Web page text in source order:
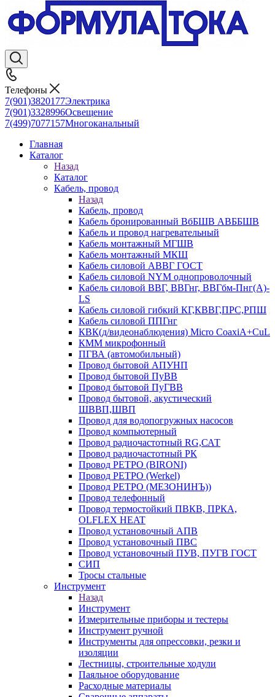
Телефоны
7(901)3820177Электрика
7(901)3328996Освещение
7(499)7077157Многоканальный
Главная
Каталог
Назад
Каталог
Кабель, провод
Назад
Кабель, провод
Кабель бронированный ВбБШВ АВББШВ
Кабель и провод нагревательный
Кабель монтажный МГШВ
Кабель монтажный МКШ
Кабель силовой АВВГ ГОСТ
Кабель силовой NYM однопроволочный
Кабель силовой ВВГ, ВВГнг, ВВГбм-Пнг(А)-
LS
Кабель силовой гибкий КГ,КВВГ,ПРС,РПШ
Кабель силовой ППГнг
КВК(д/видеонаблюдения) Micro CoaxiA+CuL
КММ микрофонный
ПГВА (автомобильный)
Провод бытовой АПУНП
Провод бытовой ПуВВ
Провод бытовой ПуГВВ
Провод бытовой, акустический
ШВВП,ШВП
Провод для водопогружных насосов
Провод компьютерный
Провод радиочастотный RG,САТ
Провод радиочастотный РК
Провод РЕТРО (BIRONI)
Провод РЕТРО (Werkel)
Провод РЕТРО (МЕЗОНИНЪ))
Провод телефонный
Провод термостойкий ПВКВ, ПРКА,
OLFLEX HEAT
Провод установочный АПВ
Провод установочный ПВС
Провод установочный ПУВ, ПУГВ ГОСТ
СИП
Тросы стальные
Инструмент
Назад
Инструмент
Измерительные приборы и тестеры
Инструмент ручной
Инструменты для опрессовки, резки и
изоляции
Лестницы, строительные ходули
Паяльное оборудование
Расходные материалы